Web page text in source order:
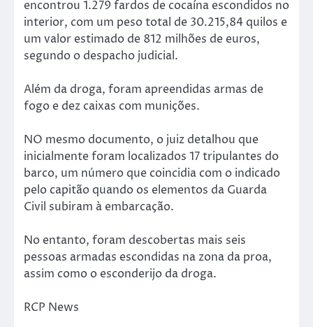
encontrou 1.279 fardos de cocaína escondidos no
interior, com um peso total de 30.215,84 quilos e
um valor estimado de 812 milhões de euros,
segundo o despacho judicial.
Além da droga, foram apreendidas armas de
fogo e dez caixas com munições.
NO mesmo documento, o juiz detalhou que
inicialmente foram localizados 17 tripulantes do
barco, um número que coincidia com o indicado
pelo capitão quando os elementos da Guarda
Civil subiram à embarcação.
No entanto, foram descobertas mais seis
pessoas armadas escondidas na zona da proa,
assim como o esconderijo da droga.
RCP News